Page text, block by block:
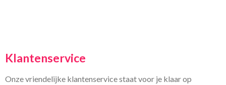
Klantenservice
Onze vriendelijke klantenservice staat voor je klaar op